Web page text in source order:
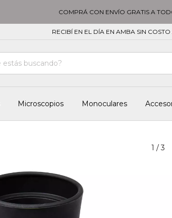
COMPRÁ CON ENVÍO GRATIS A
RECIBÍ EN EL DÍA EN AMBA SIN
Microscopios Monoculares
1 /3